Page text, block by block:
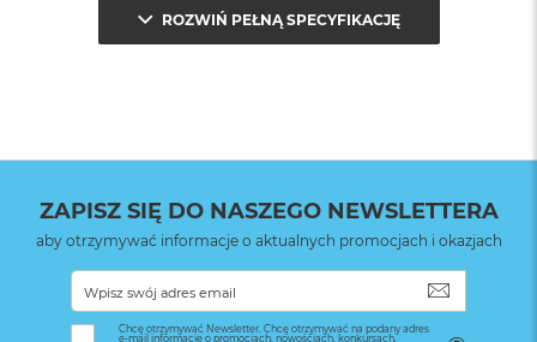
1.000000
ROZWIŃ PEŁNĄ SPECYFIKACJĘ
ZAPISZ SIĘ DO NASZEGO NEWSLETTERA
aby otrzymywać informacje o aktualnych promocjach i okazjach
Chcę otrzymywać Newsletter. Chcę otrzymywać na podany adres
e-mail informacje o promocjach, nowościach, konkursach,